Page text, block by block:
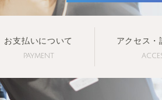
お支払いについて
PAYMENT
アクセス・